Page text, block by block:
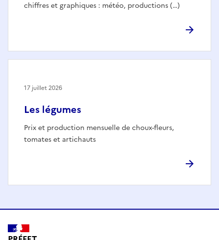
chiffres et graphiques : météo, productions (…)
Les légumes
Prix et production mensuelle de choux-fleurs,
tomates et artichauts
17 juillet 2026